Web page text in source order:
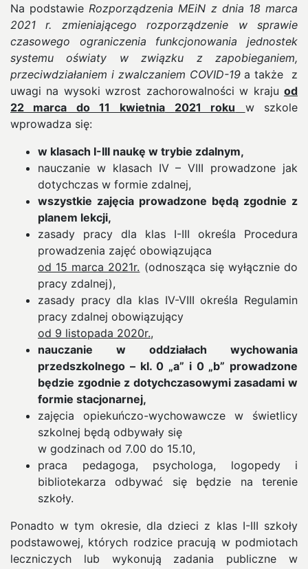
Na podstawie Rozporządzenia MEiN z dnia 18 marca
2021 r. zmieniającego rozporządzenie w sprawie
czasowego ograniczenia funkcjonowania jednostek
systemu oświaty w związku z zapobieganiem,
przeciwdziałaniem i zwalczaniem COVID-19a także z
uwagi na wysoki wzrost zachorowalności w kraju od
22 marca do 11 kwietnia
2021 roku
w szkole
wprowadza się:
w klasach I-III naukę w trybie zdalnym,
nauczanie w klasach IV – VIII prowadzone jak
dotychczas w formie zdalnej,
wszystkie zajęcia prowadzone będą zgodnie z
planem lekcji,
zasady pracy dla klas I-III określa Procedura
prowadzenia zajęć obowiązująca
od 15 marca 2021r. (odnosząca się wyłącznie do
pracy zdalnej),
zasady pracy dla klas IV-VIII określa Regulamin
pracy zdalnej obowiązujący
od 9 listopada 2020r.,
nauczanie w oddziałach wychowania
przedszkolnego – kl. 0 „a” i 0 „b” prowadzone
będzie zgodnie z dotychczasowymi zasadami w
formie stacjonarnej,
zajęcia opiekuńczo-wychowawcze w świetlicy
szkolnej będą odbywały się
w godzinach od 7.00 do 15.10,
praca pedagoga, psychologa, logopedy i
bibliotekarza odbywać się będzie na terenie
szkoły.
Ponadto w tym okresie, dla dzieci z klas I-III szkoły
podstawowej, których rodzice pracują w podmiotach
leczniczych lub wykonują zadania publiczne w